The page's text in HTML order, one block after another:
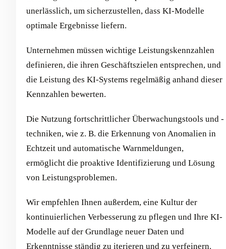
unerlässlich, um sicherzustellen, dass KI-Modelle
optimale Ergebnisse liefern.
Unternehmen müssen wichtige Leistungskennzahlen
definieren, die ihren Geschäftszielen entsprechen, und
die Leistung des KI-Systems regelmäßig anhand dieser
Kennzahlen bewerten.
Die Nutzung fortschrittlicher Überwachungstools und -
techniken, wie z. B. die Erkennung von Anomalien in
Echtzeit und automatische Warnmeldungen,
ermöglicht die proaktive Identifizierung und Lösung
von Leistungsproblemen.
Wir empfehlen Ihnen außerdem, eine Kultur der
kontinuierlichen Verbesserung zu pflegen und Ihre KI-
Modelle auf der Grundlage neuer Daten und
Erkenntnisse ständig zu iterieren und zu verfeinern.